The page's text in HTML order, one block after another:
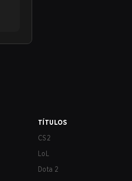
TÍTULOS
CS2
LoL
Dota 2